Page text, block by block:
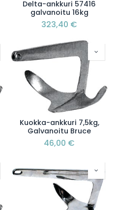
Delta-ankkuri 57416
galvanoitu 16kg
323,40 €
Kuokka-ankkuri 7,5kg,
Galvanoitu Bruce
46,00 €